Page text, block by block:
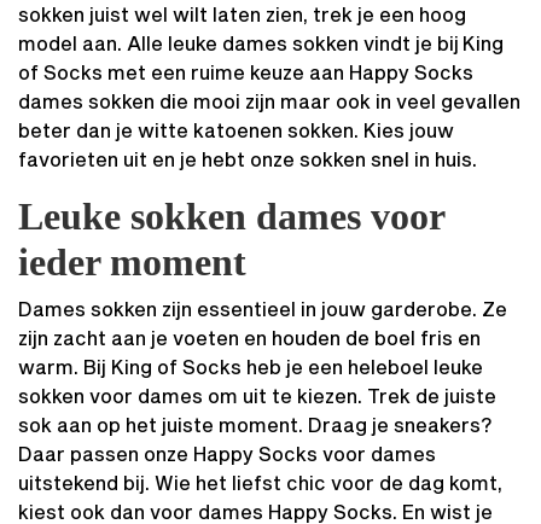
sokken juist wel wilt laten zien, trek je een hoog
model aan. Alle leuke dames sokken vindt je bij King
of Socks met een ruime keuze aan Happy Socks
dames sokken die mooi zijn maar ook in veel gevallen
beter dan je witte katoenen sokken. Kies jouw
favorieten uit en je hebt onze sokken snel in huis.
Leuke sokken dames voor
ieder moment
Dames sokken zijn essentieel in jouw garderobe. Ze
zijn zacht aan je voeten en houden de boel fris en
warm. Bij King of Socks heb je een heleboel leuke
sokken voor dames om uit te kiezen. Trek de juiste
sok aan op het juiste moment. Draag je sneakers?
Daar passen onze Happy Socks voor dames
uitstekend bij. Wie het liefst chic voor de dag komt,
kiest ook dan voor dames Happy Socks. En wist je